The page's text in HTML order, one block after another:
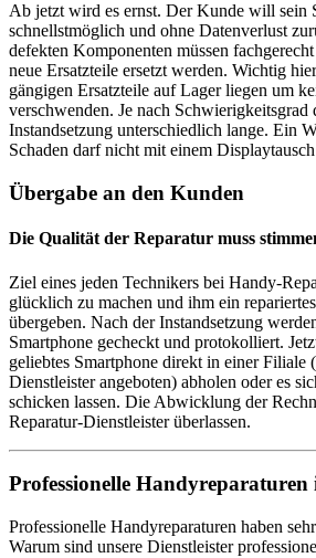
Ab jetzt wird es ernst. Der Kunde will sein
schnellstmöglich und ohne Datenverlust
defekten Komponenten müssen
neue Ersatzteile ersetzt werden. Wichtig
gängigen Ersatzteile auf Lager liegen um
verschwenden. Je nach Schwierigkeitsgrad
Instandsetzung unterschiedlich lange. Ein
Schaden darf nicht mit einem
Übergabe an den Kunden
Die Qualität der Reparatur muss
Ziel eines jeden Technikers bei Handy-
glücklich zu machen und ihm ein
übergeben. Nach der Instandsetzung
Smartphone gecheckt und protokolliert.
geliebtes Smartphone direkt in einer Filiale
Dienstleister angeboten) abholen oder es
schicken lassen. Die Abwicklung der
Reparatur-Dienstleister überlassen.
Professionelle
Professionelle Handyreparaturen haben
Warum sind unsere Dienstleister